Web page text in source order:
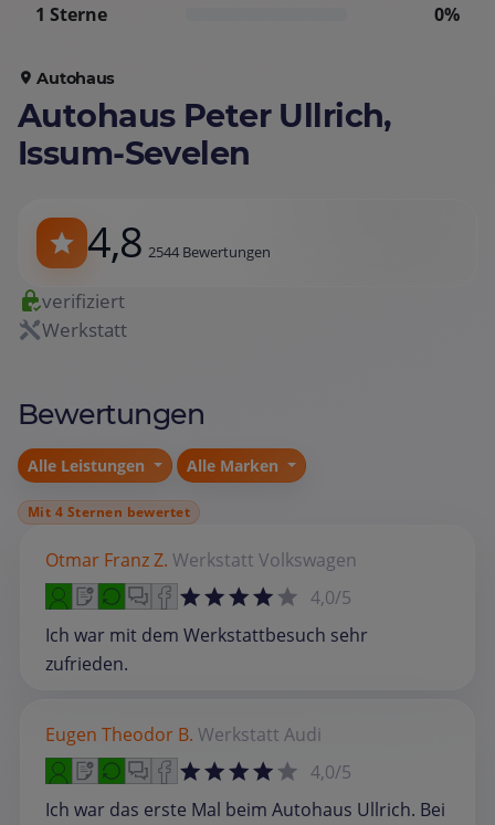
1 Sterne
0%
Autohaus
Autohaus Peter Ullrich,
Issum-Sevelen
4,8 2544 Bewertungen
verifiziert
Werkstatt
Bewertungen
Alle Leistungen Alle Marken
Mit 4 Sternen bewertet
Otmar Franz Z. Werkstatt Volkswagen
4,0/5
Ich war mit dem Werkstattbesuch sehr
zufrieden.
Eugen Theodor B. Werkstatt Audi
4,0/5
Ich war das erste Mal beim Autohaus Ullrich. Bei